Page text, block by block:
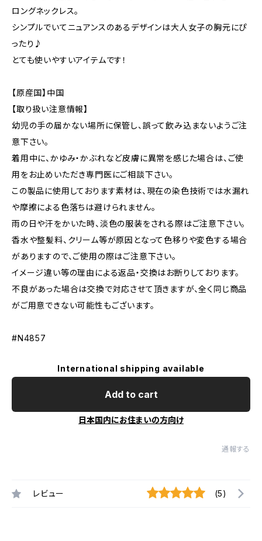
ロングネックレス。
シンプルでいてニュアンスのあるデザインは大人女子の胸元にぴ
ったり♪
とても使いやすいアイテムです！
【原産国】中国
【取り扱い注意情報】
幼児の手の届かない場所に保管し、誤って飲み込まないようご注
意下さい。
着用中に、かゆみ・かぶれなど皮膚に異常を感じた場合は、ご使
用をお止めいただき専門医にご相談下さい。
この製品に使用しております素材は、現在の染色技術では水漏れ
や摩擦による色落ちは避けられません。
雨の日や汗をかいた時、淡色の服装をされる際はご注意下さい。
香水や整髪料、クリーム等が原因となって色移りや変色する場合
がありますので、ご使用の際はご注意下さい。
イメージ違い等の理由による返品・交換はお断りしております。
不良があった場合は交換で対応させて頂きますが、全く同じ商品
がご用意できない可能性もございます。
#N4857
International shipping available
Add to cart
日本国内にお住まいの方向け
通報する
レビュー (5)